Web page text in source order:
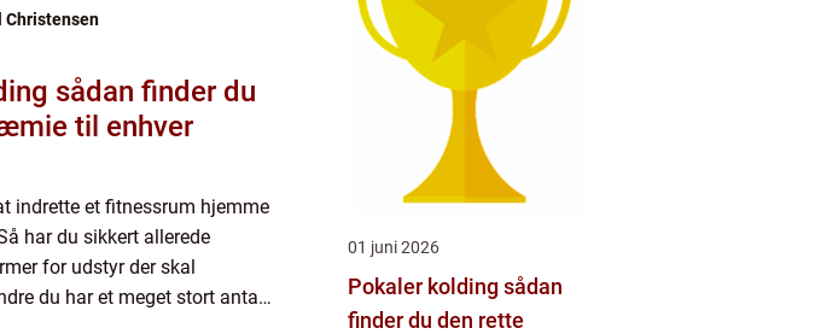
Christensen
du
til enhver
indrette et fitnessrum hjemme
har du sikkert allerede
for udstyr der skal
du har et meget stort antal
01 juni 2026
Pokaler kolding sådan
finder du den rette